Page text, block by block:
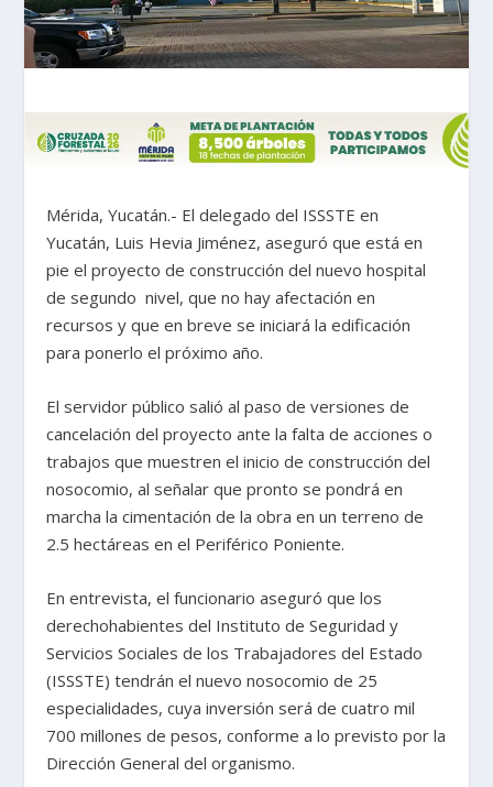
Mérida, Yucatán.- El delegado del ISSSTE en
Yucatán, Luis Hevia Jiménez, aseguró que está en
pie el proyecto de construcción del nuevo hospital
de segundo nivel, que no hay afectación en
recursos y que en breve se iniciará la edificación
para ponerlo el próximo año.
El servidor público salió al paso de versiones de
cancelación del proyecto ante la falta de acciones o
trabajos que muestren el inicio de construcción del
nosocomio, al señalar que pronto se pondrá en
marcha la cimentación de la obra en un terreno de
2.5 hectáreas en el Periférico Poniente.
En entrevista, el funcionario aseguró que los
derechohabientes del Instituto de Seguridad y
Servicios Sociales de los Trabajadores del Estado
(ISSSTE) tendrán el nuevo nosocomio de 25
especialidades, cuya inversión será de cuatro mil
700 millones de pesos, conforme a lo previsto por la
Dirección General del organismo.